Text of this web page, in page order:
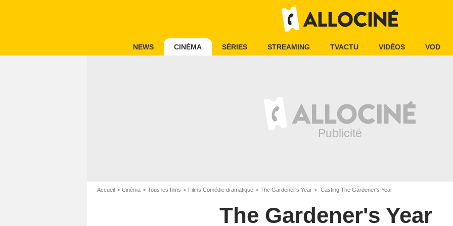
NEWS CINÉMA SÉRIES STREAMING TVACTU VIDÉOS VOD
Accueil Cinéma Tous les films Films Comédie dramatique The Gardener's Year Casting The Gardener's Year
The Gardener's Year